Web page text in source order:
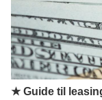
★ Guide til